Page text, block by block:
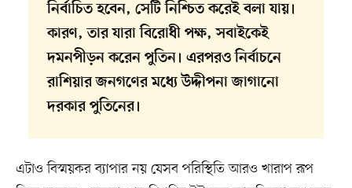
নির্বাচিত হবেন, সেটি নিশ্চিত করেই বলা যায়।
কারণ, তার যারা বিরোধী পক্ষ, সবাইকেই
দমনপীড়ন করেন পুতিন। এরপরও নির্বাচনে
রাশিয়ার জনগণের মধ্যে উদ্দীপনা জাগানো
দরকার পুতিনের।
এটাও বিস্ময়কর ব্যাপার নয় যেসব পরিস্থিতি আরও খারাপ রূপ